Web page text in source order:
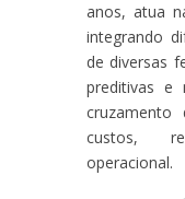
anos, atua
integrando
de diversas
preditivas e
cruzamento
custos,